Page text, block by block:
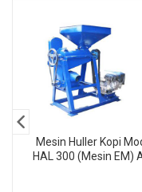
Mesin Huller Kopi
HAL 300 (Mesin EM)